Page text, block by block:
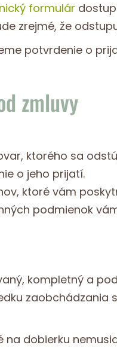
formulár
zrejmé, že
potvrdenie o
zmluvy
ktorého sa
o jeho prijatí.
ktoré vám
podmienok
kompletný a
na dobierku